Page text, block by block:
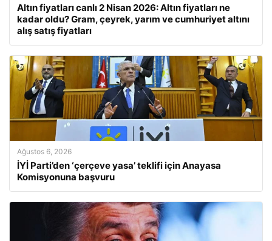
Altın fiyatları canlı 2 Nisan 2026: Altın fiyatları ne
kadar oldu? Gram, çeyrek, yarım ve cumhuriyet altını
alış satış fiyatları
Ağustos 6, 2026
İYİ Parti’den ‘çerçeve yasa’ teklifi için Anayasa
Komisyonuna başvuru